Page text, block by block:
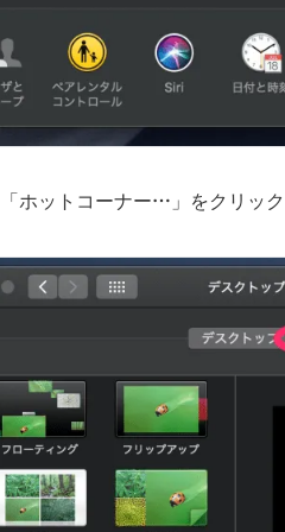
ホットコーナー…」をクリッ